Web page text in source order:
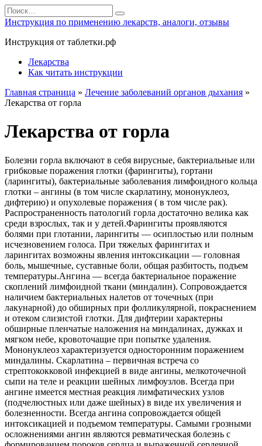
Перейти
к
содержанию
Search
for:
Инструкция по применению лекарств, аналоги, отзывы
Инструкция от таблетки.рф
Лекарства
Как читать инструкции
Главная страница » Лечение заболеваний органов дыхания »
Лекарства от горла
Лекарства от горла
Болезни горла включают в себя вирусные, бактериальные или
грибковые поражения глотки (фарингиты), гортани
(ларингиты), бактериальные заболевания лимфоидного кольца
глотки – ангины (в том числе скарлатину, мононуклеоз,
дифтерию) и опухолевые поражения ( в том числе рак).
Распространенность патологий горла достаточно велика как
среди взрослых, так и у детей.Фарингиты проявляются
болями при глотании, ларингиты — осиплостью или полным
исчезновением голоса. При тяжелых фарингитах и
ларингитах возможны явления интоксикации — головная
боль, мышечные, суставные боли, общая разбитость, подъем
температуры.Ангина — всегда бактериальное поражение
скоплений лимфоидной ткани (миндалин). Сопровождается
наличием бактериальных налетов от точечных (при
лакунарной) до обширных при фолликулярной, покраснением
и отеком слизистой глотки. Для дифтерии характерны
обширные пленчатые наложения на миндалинах, дужках и
мягком небе, кровоточащие при попытке удаления.
Мононуклеоз характеризуется односторонним поражением
миндалины. Скарлатина – первичная встреча со
стрептококковой инфекцией в виде ангины, мелкоточечной
сыпи на теле и реакции шейных лимфоузлов. Всегда при
ангине имеется местная реакция лимфатических узлов
(подчелюстных или даже шейных) в виде их увеличения и
болезненности. Всегда ангина сопровождается общей
интоксикацией и подъемом температуры. Самыми грозными
осложнениями ангин являются ревматическая болезнь с